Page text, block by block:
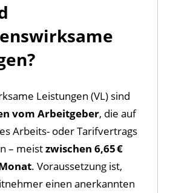
Leistungen (VL) sind
vom Arbeitgeber, die auf
Arbeits- oder Tarifvertrags
– meistzwischen 6,65 €
. Voraussetzung ist,
einen anerkannten